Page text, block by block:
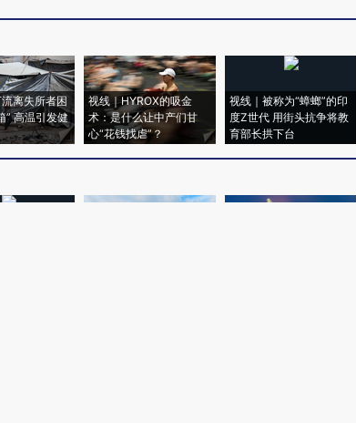
离失所者困
” 高温引发健
视线｜HYROX的吸金
术：是什么让中产们甘
心“花钱找虐”？
视线｜被称为“蟑螂”的印
度Z世代 用街头抗争将教
育部长拱下台